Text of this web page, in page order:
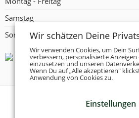
Samstag
Sonntag
Tanzschuhe Otto
Wir schätzen Deine
Wir verwenden Cookies, um Dein
verbessern, personalisierte
einzusetzen und unseren
Wenn Du auf „Alle akzeptieren"
Anwendung von Cookies zu.
Einstellungen